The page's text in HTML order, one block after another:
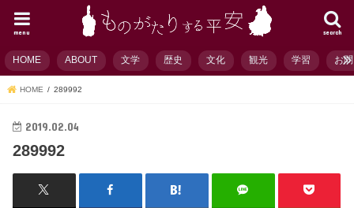
search
menu
HOME ABOUT 文学 歴史 文化 観光 学習 お
HOME 289992
2019.02.04
289992